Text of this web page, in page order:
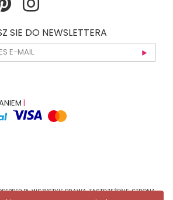
SIE DO NEWSLETTERA
|
WSZYSTKIE PRAWA ZASTRZEŻONE. STRONA